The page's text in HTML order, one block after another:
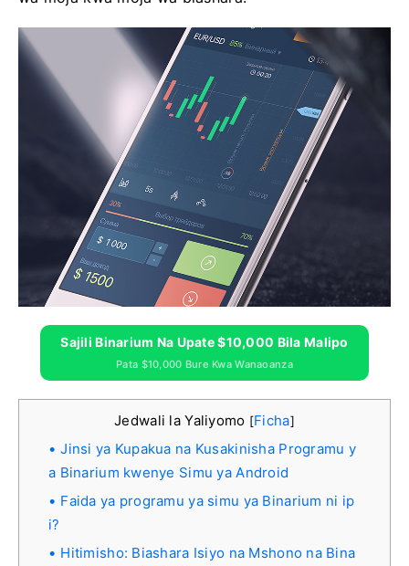
Sajili Binarium Na Upate $10,000 Bila Malipo
Pata $10,000 Bure Kwa Wanaoanza
Jedwali la Yaliyomo [Ficha]
Jinsi ya Kupakua na Kusakinisha Programu y
a Binarium kwenye Simu ya Android
Faida ya programu ya simu ya Binarium ni ip
i?
Hitimisho: Biashara Isiyo na Mshono na Bina